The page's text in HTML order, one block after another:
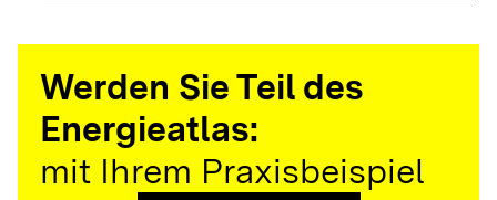
Werden Sie Teil des
Energieatlas:
mit Ihrem Praxisbeispiel